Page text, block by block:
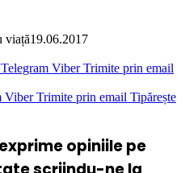
viață19.06.2017
Telegram Viber Trimite prin email
Viber Trimite prin email Tipărește
opiniile pe